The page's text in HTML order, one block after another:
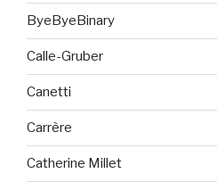
ByeByeBinary
Calle-Gruber
Canetti
Carrère
Catherine Millet